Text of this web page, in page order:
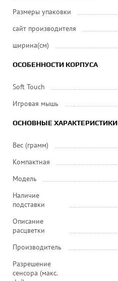
Размеры упаковки
сайт производителя
ширина(см)
ОСОБЕННОСТИ КОРПУСА
Soft Touch
Игровая мышь
ОСНОВНЫЕ ХАРАКТЕРИСТИКИ
Вес (грамм)
Компактная
Модель
Наличие
подставки
Описание
расцветки
Производитель
Разрешение
сенсора (макс.